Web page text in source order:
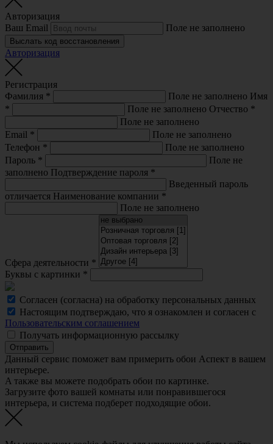
Авторизация
Ваш Email
Поле не заполнено
Выслать код восстановления
Авторизация
Регистрация
Фамилия * Поле не заполнено Имя
*
Поле не заполнено Отчество *
Поле не заполнено
Email *
Поле не заполнено
Телефон *
Поле не заполнено
Пароль *
Поле не
заполнено Подтверждение пароля *
Введенный пароль
отличается Наименование компании *
Поле не заполнено
Сфера деятельности *
Буквы с картинки *
Согласен (согласна) на обработку персональных данных
Настоящим подтверждаю, что я ознакомлен и согласен с
Пользовательским соглашением
Получать информационную рассылку
Отправить
Данный сервис поможет вам примерить обои Аспект в вашем
интерьере.
A также вы можете подобрать обои по картинке.
Загрузите фото вашей комнаты или понравившегося
интерьера, и система подберет подходящие обои.